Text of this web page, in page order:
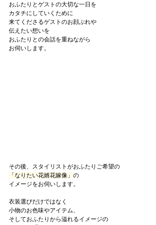
おふたりとゲストの大切な一日を
カタチにしていくために
来てくださるゲストのお顔ぶれや
伝えたい想いを
おふたりとの会話を重ねながら
お伺いします。
その後、スタイリストがおふたりご希望の
「なりたい花婿花嫁像」 の
イメージをお伺いします。
衣装選びだけではなく
小物のお色味やアイテム、
そしておふたりから溢れるイメージの